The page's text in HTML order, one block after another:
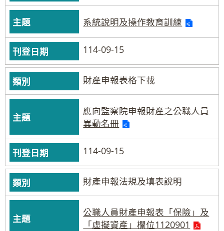
系統說明及操作教育訓練
114-09-15
財產申報表格下載
應向監察院申報財產之公職人員
異動名冊
114-09-15
財產申報法規及填表說明
公職人員財產申報表「保險」及
「虛擬資產」欄位1120901